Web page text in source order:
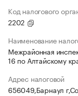
Код налогового
2202
Наименование
Межрайонная
16 по Алтайскому
Адрес налоговой
656049,Барнаул